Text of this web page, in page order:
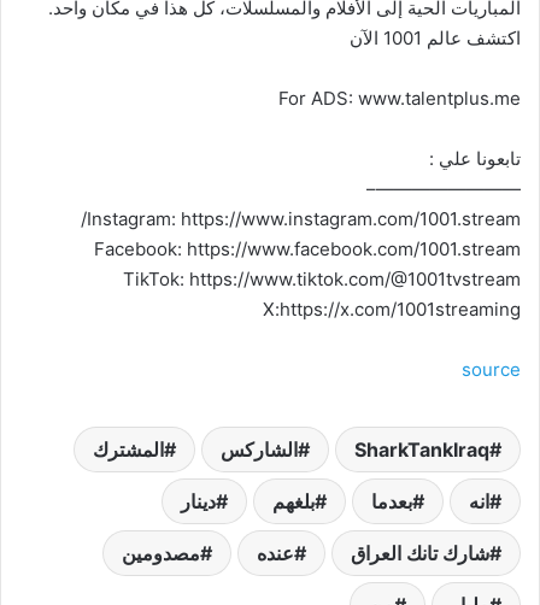
المباريات الحية إلى الأفلام والمسلسلات، كل هذا في مكان واحد.
اكتشف عالم 1001 الآن
For ADS: www.talentplus.me
تابعونا علي :
————————–
Instagram: https://www.instagram.com/1001.stream/
Facebook: https://www.facebook.com/1001.stream
TikTok: https://www.tiktok.com/@1001tvstream
X:https://x.com/1001streaming
source
SharkTankIraq الشاركس المشترك
انه بعدما بلغهم دينار
شارك تانك العراق عنده مصدومين